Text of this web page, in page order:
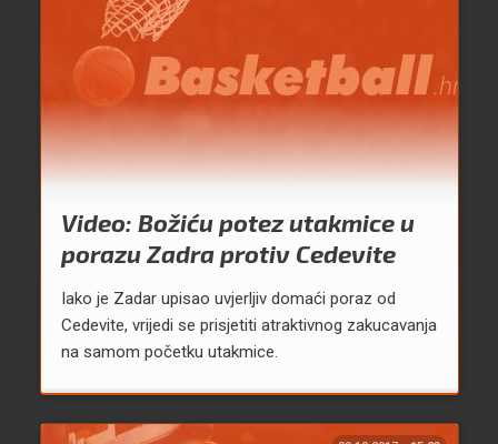
Video: Božiću potez utakmice u
porazu Zadra protiv Cedevite
Iako je Zadar upisao uvjerljiv domaći poraz od
Cedevite, vrijedi se prisjetiti atraktivnog zakucavanja
na samom početku utakmice.